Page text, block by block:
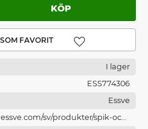
Lägg till i favoriter
I lager
ESS774306
Essve
essve.com/sv/produkter/spik-och-